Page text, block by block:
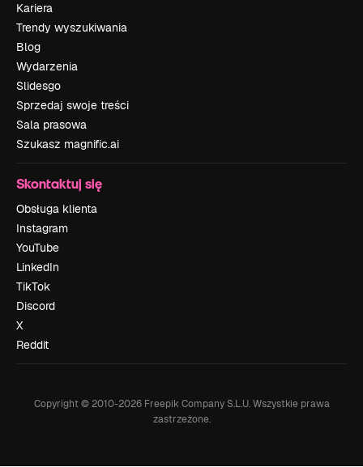
Kariera
Trendy wyszukiwania
Blog
Wydarzenia
Slidesgo
Sprzedaj swoje treści
Sala prasowa
Szukasz magnific.ai
Skontaktuj się
Obsługa klienta
Instagram
YouTube
LinkedIn
TikTok
Discord
X
Reddit
Copyright © 2010-2026Freepik Company S.L.U. Wszystkie prawa
zastrzeżone.